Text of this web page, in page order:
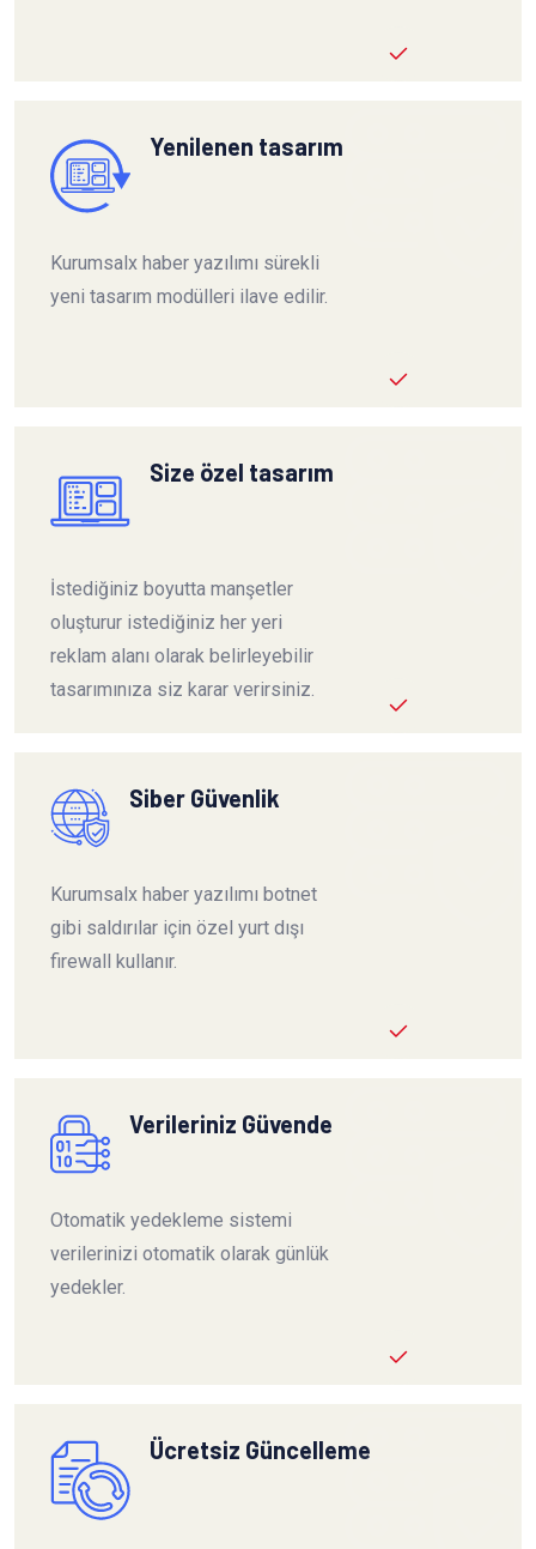
Yenilenen tasarım
Kurumsalx haber yazılımı sürekli
yeni tasarım modülleri ilave edilir.
Size özel tasarım
İstediğiniz boyutta manşetler
oluşturur istediğiniz her yeri
reklam alanı olarak belirleyebilir
tasarımınıza siz karar verirsiniz.
Siber Güvenlik
Kurumsalx haber yazılımı botnet
gibi saldırılar için özel yurt dışı
firewall kullanır.
Verileriniz Güvende
Otomatik yedekleme sistemi
verilerinizi otomatik olarak günlük
yedekler.
Ücretsiz Güncelleme